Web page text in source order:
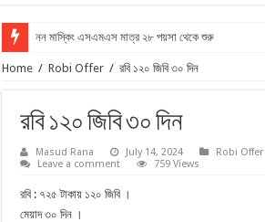
নন মাস্কিং এসএমএস মাত্র ২৮ পয়সা থেকে শুরু
Home / Robi Offer / রবি ১২০ জিবি ৩০ দিন
রবি ১২০ জিবি ৩০ দিন
Masud Rana July 14, 2024
Robi Offer
Leave a comment
759 Views
রবি : ৭২৫ টাকায় ১২০ জিবি ।
মেয়াদ ৩০ দিন ।